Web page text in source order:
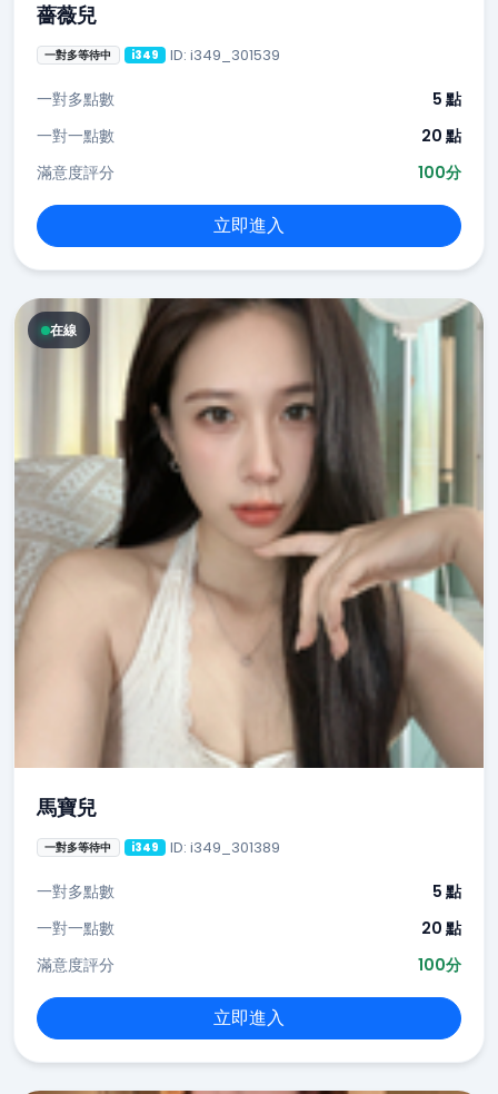
薔薇兒
一對多等待中 i349 ID: i349_301539
一對多點數
5 點
一對一點數
20 點
滿意度評分
100分
立即進入
在線
馬寶兒
一對多等待中 i349 ID: i349_301389
一對多點數
5 點
一對一點數
20 點
滿意度評分
100分
立即進入